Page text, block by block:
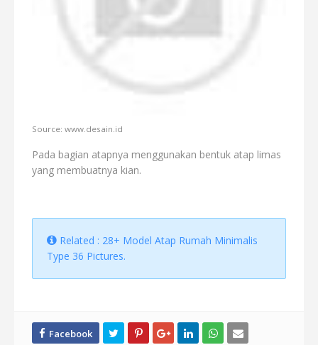
Source: www.desain.id
Pada bagian atapnya menggunakan bentuk atap limas
yang membuatnya kian.
Related : 28+ Model Atap Rumah Minimalis
Type 36 Pictures.